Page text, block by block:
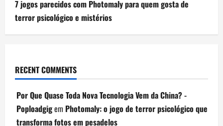
7 jogos parecidos com Photomaly para quem gosta de
terror psicológico e mistérios
RECENT COMMENTS
Por Que Quase Toda Nova Tecnologia Vem da China? -
Poploadgigem Photomaly: o jogo de terror psicológico que
transforma fotos em pesadelos